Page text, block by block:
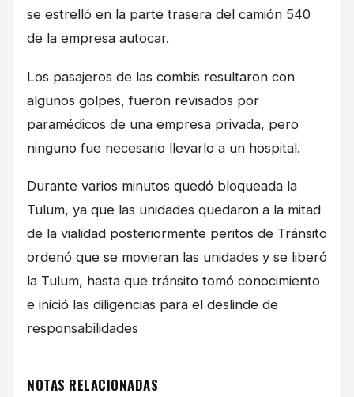
se estrelló en la parte trasera del camión 540
de la empresa autocar.
Los pasajeros de las combis resultaron con
algunos golpes, fueron revisados por
paramédicos de una empresa privada, pero
ninguno fue necesario llevarlo a un hospital.
Durante varios minutos quedó bloqueada la
Tulum, ya que las unidades quedaron a la mitad
de la vialidad posteriormente peritos de Tránsito
ordenó que se movieran las unidades y se liberó
la Tulum, hasta que tránsito tomó conocimiento
e inició las diligencias para el deslinde de
responsabilidades
NOTAS RELACIONADAS